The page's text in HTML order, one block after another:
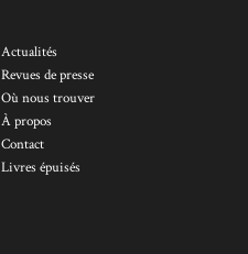
Actualités
Revues de presse
Où nous trouver
À propos
Contact
Livres épuisés